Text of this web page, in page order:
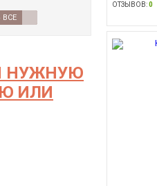
НУЖНУЮ
ИЛИ
ОТЗЫВОВ:0